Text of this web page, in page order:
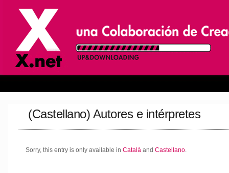
(Castellano) Autores e intérpretes
Sorry, this entry is only available in Català and Castellano.